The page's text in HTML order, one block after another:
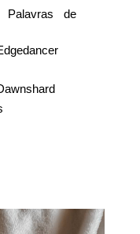
de